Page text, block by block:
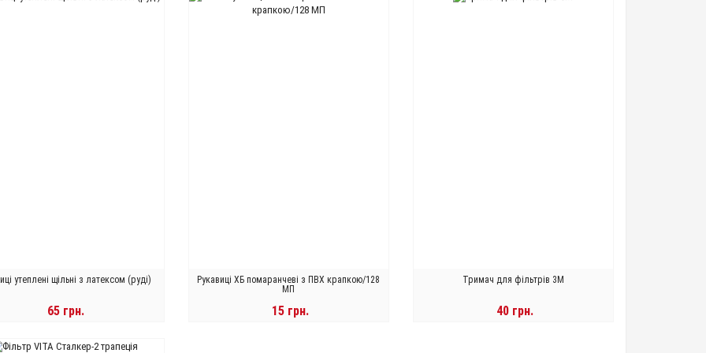
утеплені щільні з латексом (руді)
65 грн.
В КОРЗИНУ
Рукавиці ХБ помаранчеві з ПВХ крапкою/128
МП
15 грн.
Тримач для фільтрів 3М
40 грн.